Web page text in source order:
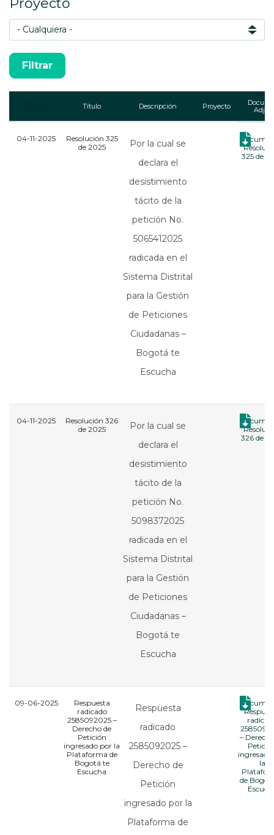
Proyecto
Título Descripción Proyecto
04-11-2025
Resolución 325
de 2025
Por la cual se
declara el
desistimiento
tácito de la
petición No.
5065412025
radicada en el
Sistema Distrital
para la Gestión
de Peticiones
Ciudadanas –
Bogotá te
Escucha
325 de
04-11-2025
Resolución 326
de 2025
Por la cual se
declara el
desistimiento
tácito de la
petición No.
5098372025
radicada en el
Sistema Distrital
para la Gestión
de Peticiones
Ciudadanas –
Bogotá te
Escucha
326 de
09-06-2025
Respuesta
radicado
2585092025 –
Derecho de
Petición
ingresado por la
Plataforma de
Bogotá te
Escucha
Respuesta
radicado
2585092025 –
Derecho de
Petición
ingresado por la
Plataforma de
–
la
de